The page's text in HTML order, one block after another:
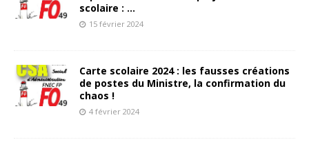
scolaire : …
15 février 2024
Carte scolaire 2024 : les fausses créations
de postes du Ministre, la confirmation du
chaos !
4 février 2024